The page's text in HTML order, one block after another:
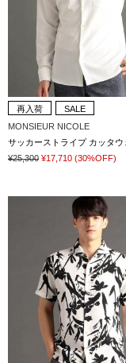
再入荷
SALE
MONSIEUR NICOLE
¥25,300 ¥17,710 (30%OFF)